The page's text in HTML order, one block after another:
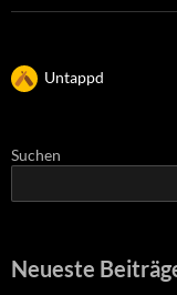
Untappd
Suchen
Neueste